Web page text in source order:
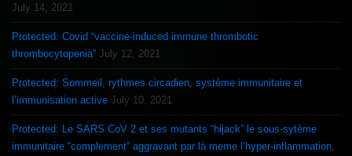
July 14, 2021
Protected: Covid “vaccine-induced immune thrombotic
thrombocytopenia” July 12, 2021
Protected: Sommeil, rythmes circadien, système immunitaire et
l’immunisation active July 10, 2021
Protected: Le SARS CoV 2 et ses mutants “hijack” le sous-sytème
immunitaire “complement” aggravant par là meme l’hyper-inflammation,